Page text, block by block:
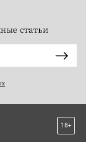
статьи
18+